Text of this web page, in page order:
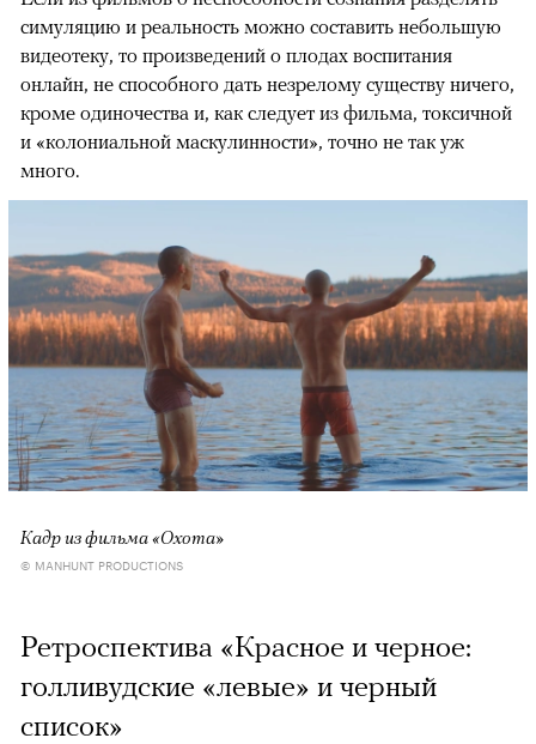
симуляцию и реальность можно составить небольшую
видеотеку, то произведений о плодах воспитания
онлайн, не способного дать незрелому существу ничего,
кроме одиночества и, как следует из фильма, токсичной
и «колониальной маскулинности», точно не так уж
много.
Кадр из фильма «Охота»
© MANHUNT PRODUCTIONS
Ретроспектива «Красное и черное:
голливудские «левые» и черный
список»